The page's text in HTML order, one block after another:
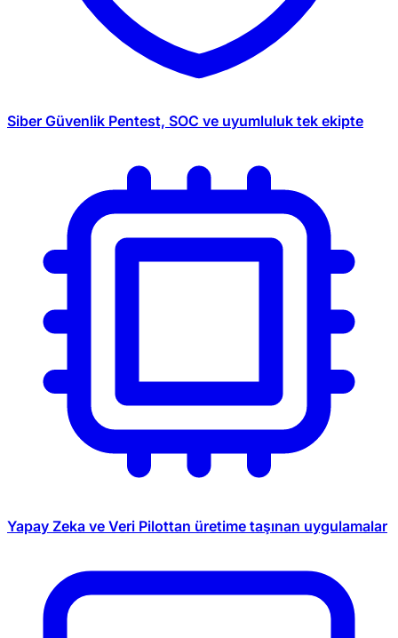
Siber Güvenlik Pentest, SOC ve uyumluluk tek ekipte
Yapay Zeka ve Veri Pilottan üretime taşınan uygulamalar